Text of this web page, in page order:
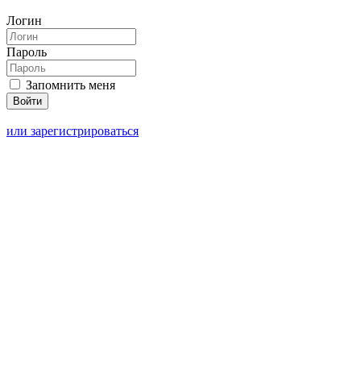
Логин
Пароль
Запомнить меня
или зарегистрироваться